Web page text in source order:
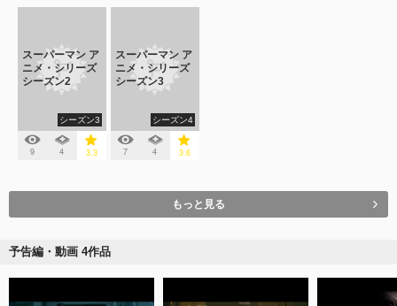
スーパーマン ア
ニメ・シリーズ
シーズン2
シーズン3
9 4 3.3
スーパーマン ア
ニメ・シリーズ
シーズン3
シーズン4
7 4 3.6
もっと見る
予告編・動画 4作品